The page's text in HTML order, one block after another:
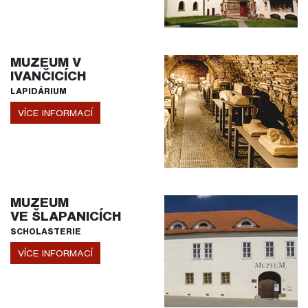
MUZEUM V
IVANČICÍCH
LAPIDÁRIUM
VÍCE INFORMACÍ
MUZEUM
VE ŠLAPANICÍCH
SCHOLASTERIE
VÍCE INFORMACÍ